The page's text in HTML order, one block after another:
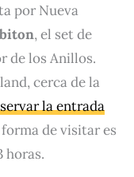
por Nueva
, el set de
de los Anillos.
cerca de la
la entrada
de visitar es
horas.